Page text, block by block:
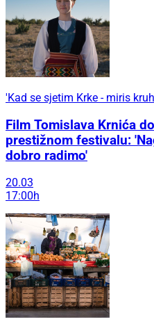
'Kad se sjetim Krke - miris
Film Tomislava Krnića
prestižnom festivalu:
dobro radimo'
20.03
17:00h